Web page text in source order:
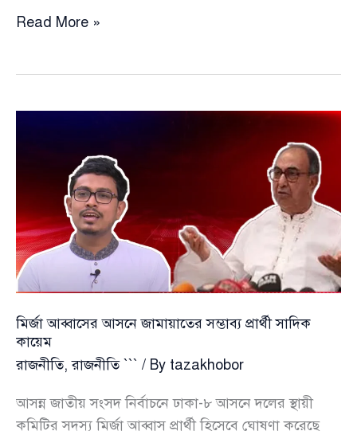
খালেদা
নিচ্ছেন,
সুস্থ
হয়ে
উঠবেন
Read More »
মির্জা আব্বাসের আসনে জামায়াতের সম্ভাব্য প্রার্থী সাদিক
কায়েম
রাজনীতি,রাজনীতি ``` / By tazakhobor
আসন্ন জাতীয় সংসদ নির্বাচনে ঢাকা-৮ আসনে দলের স্থায়ী
কমিটির সদস্য মির্জা আব্বাস প্রার্থী হিসেবে ঘোষণা করেছে